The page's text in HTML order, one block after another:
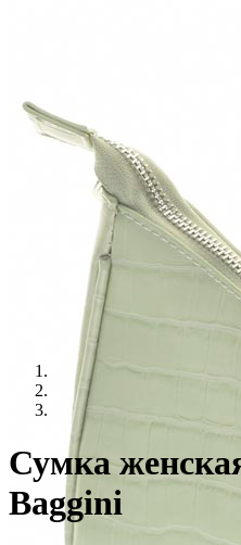
Сумка
Baggini